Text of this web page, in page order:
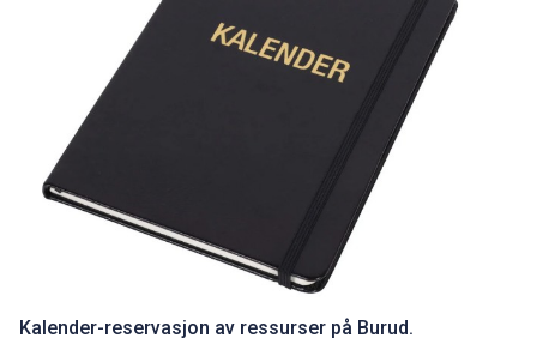
Kalender-reservasjon av ressurser på Burud.